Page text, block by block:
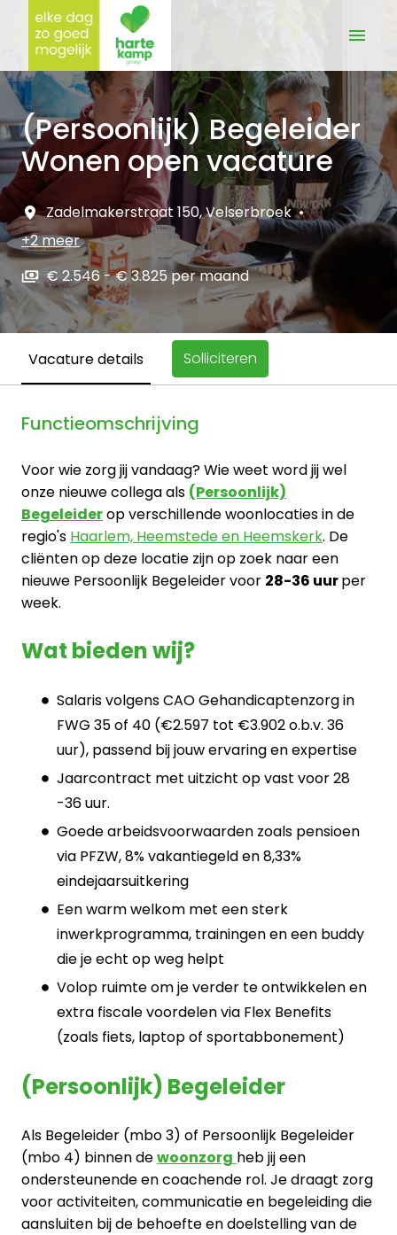
Overslaan
contentHomepagina
(Persoonlijk) Begeleider
Wonen open vacature
Zadelmakerstraat 150,Velserbroek •
+2 meer
€ 2.546 - € 3.825 per maand
Vacature details Solliciteren
Functieomschrijving
Voor wie zorg jij vandaag? Wie weet word jij wel
onze nieuwe collega als (Persoonlijk)
Begeleiderop verschillende woonlocaties in de
regio's Haarlem, Heemstede en Heemskerk. De
cliënten op deze locatie zijn op zoek naar een
nieuwe Persoonlijk Begeleider voor 28-36 uurper
week.
Wat bieden wij?
Salaris volgens CAO Gehandicaptenzorg in
FWG 35 of 40 (€2.597 tot €3.902 o.b.v. 36
uur), passend bij jouw ervaring en expertise
Jaarcontract met uitzicht op vast voor 28
-36 uur.
Goede arbeidsvoorwaarden zoals pensioen
via PFZW, 8% vakantiegeld en 8,33%
eindejaarsuitkering
Een warm welkom met een sterk
inwerkprogramma, trainingen en een buddy
die je echt op weg helpt
Volop ruimte om je verder te ontwikkelen en
extra fiscale voordelen via Flex Benefits
(zoals fiets, laptop of sportabbonement)
(Persoonlijk) Begeleider
Als Begeleider (mbo 3) of Persoonlijk Begeleider
(mbo 4) binnen dewoonzorg heb jij een
ondersteunende en coachende rol. Je draagt zorg
voor activiteiten, communicatie en begeleiding die
aansluiten bij de behoefte en doelstelling van de